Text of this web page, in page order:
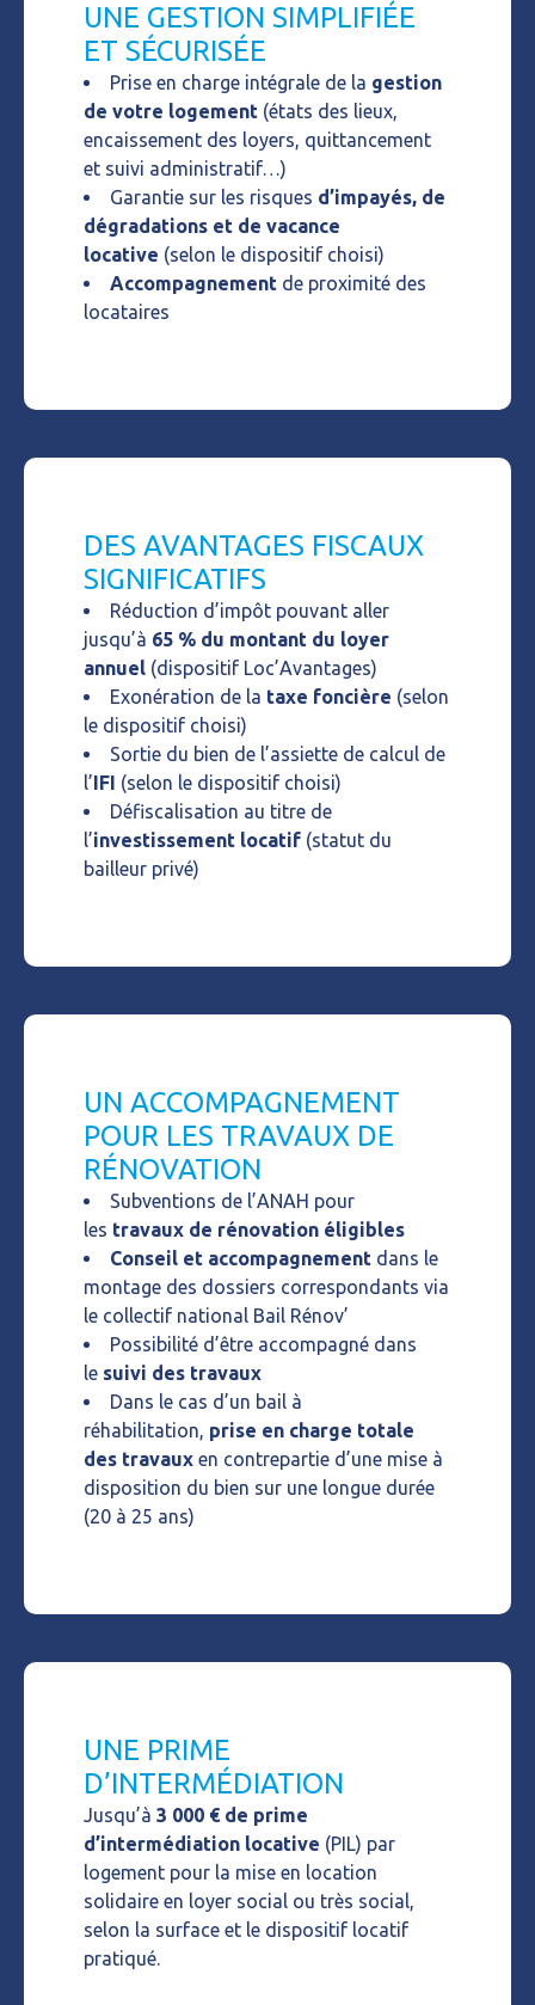
UNE GESTION SIMPLIFIÉE
ET SÉCURISÉE
Prise en charge intégrale de la gestion
de votre logement (états des lieux,
encaissement des loyers, quittancement
et suivi administratif…)
Garantie sur les risques d’impayés, de
dégradations et de vacance
locative (selon le dispositif choisi)
Accompagnement de proximité des
locataires
DES AVANTAGES FISCAUX
SIGNIFICATIFS
Réduction d’impôt pouvant aller
jusqu’à 65 % du montant du loyer
annuel (dispositif Loc’Avantages)
Exonération de la taxe foncière (selon
le dispositif choisi)
Sortie du bien de l’assiette de calcul de
l’IFI (selon le dispositif choisi)
Défiscalisation au titre de
l’investissement locatif (statut du
bailleur privé)
UN ACCOMPAGNEMENT
POUR LES TRAVAUX DE
RÉNOVATION
Subventions de l’ANAH pour
les travaux de rénovation éligibles
Conseil et accompagnement dans le
montage des dossiers correspondants via
le collectif national Bail Rénov’
Possibilité d’être accompagné dans
le suivi des travaux
Dans le cas d’un bail à
réhabilitation, prise en charge totale
des travaux en contrepartie d’une mise à
disposition du bien sur une longue durée
(20 à 25 ans)
UNE PRIME
D’INTERMÉDIATION
Jusqu’à 3 000 € de prime
d’intermédiation locative (PIL) par
logement pour la mise en location
solidaire en loyer social ou très social,
selon la surface et le dispositif locatif
pratiqué.